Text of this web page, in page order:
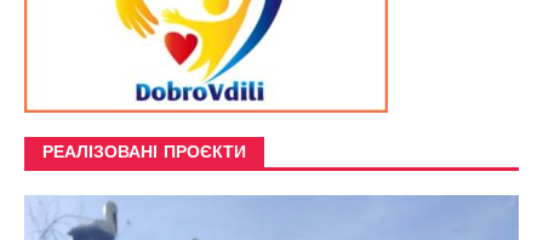
РЕАЛІЗОВАНІ ПРОЄКТИ